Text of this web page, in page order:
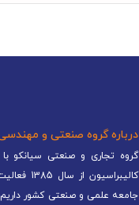
درباره گروه صنعتی و
گروه تجاری و صنعتی سیانکو
جامعه علمی و صنعتی کشور